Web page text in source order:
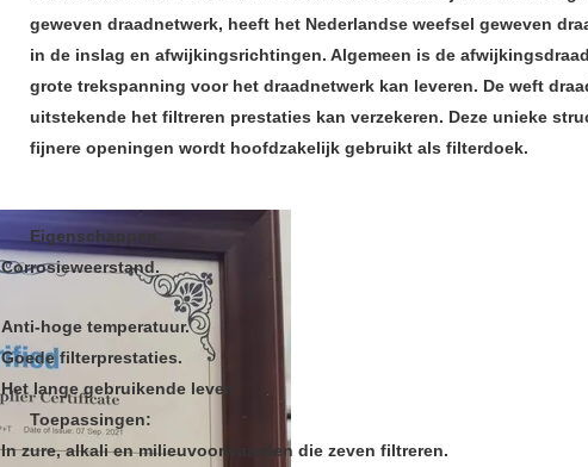
geweven draadnetwerk, heeft het Nederlandse weefsel geweven
in de inslag en afwijkingsrichtingen. Algemeen is de
grote trekspanning voor het draadnetwerk kan leveren. De weft
uitstekende het filtreren prestaties kan verzekeren. Deze unieke
fijnere openingen wordt hoofdzakelijk gebruikt als filterdoek.
Eigenschappen:
Corrosieweerstand.
Anti-hoge temperatuur.
Goede filterprestaties.
Het lange gebruikende leven
Toepassingen:
In zure, alkali en milieuvoorwaarden die zeven filtreren.